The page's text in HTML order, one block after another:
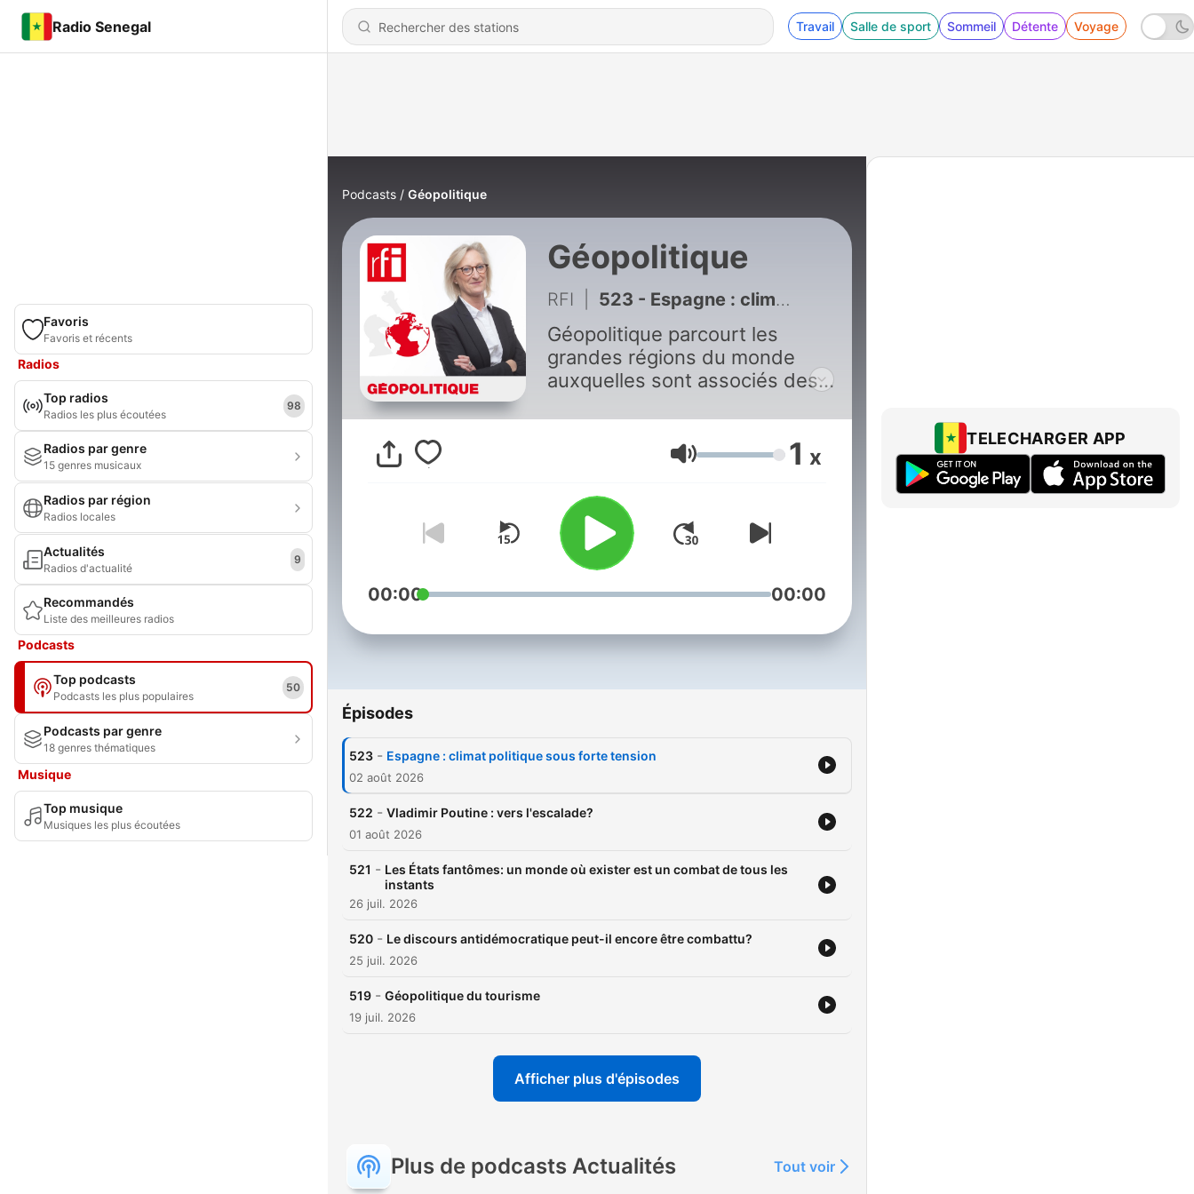
Radio Senegal Travail Salle de sport Sommeil Détente Voyage
Favoris
Favoris et récents
Radios
Top radios
Radios les plus écoutées
98
Radios par genre
15 genres musicaux
Radios par région
Radios locales
Actualités
Radios d'actualité
9
Recommandés
Liste des meilleures radios
Podcasts
Top podcasts
Podcasts les plus populaires
50
Podcasts par genre
18 genres thématiques
Musique
Top musique
Musiques les plus écoutées
Podcasts Géopolitique
Géopolitique
RFI 523 - Espagne : climat politique sous forte tension
Géopolitique parcourt les
grandes régions du monde
auxquelles sont associés des
Chatin invite au débat
chercheurs et experts, afin
que soient expliqués et mis en
lumière les différents
mécanismes qui régissent les
rapports entre les sociétés et
leur environnement. Les
invités de Géopolitique
un sujet d’actualité
Avec la collaboration de Cécile
TU vers toutes cibles.
Volume 1 x
00:00 00:00
Épisodes
523 - Espagne : climat politique sous forte tension
02 août 2026
522 - Vladimir Poutine : vers l'escalade?
01 août 2026
521 - Les États fantômes: un monde où exister est un combat de tous les
instants
26 juil. 2026
520 - Le discours antidémocratique peut-il encore être combattu?
25 juil. 2026
519 - Géopolitique du tourisme
19 juil. 2026
Afficher plus d'épisodes
Plus de podcasts Actualités Tout voir
TELECHARGER APP